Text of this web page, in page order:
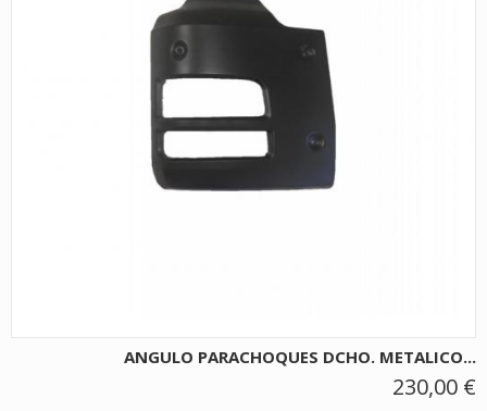
ANGULO PARACHOQUES DCHO. METALICO...
230,00 €